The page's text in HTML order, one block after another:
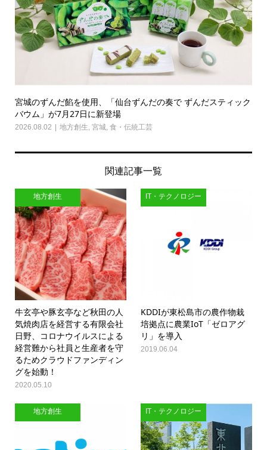
宮城のずんだ餡を使用、「仙台ずんだの奏で ずんだスティック
バウム」が7月27日に新登場
2026.08.02 地方創生, 宮城, 食・伝統工芸
関連記事一覧
地方創生
牛玄亭や豚玄亭など秋田の人
気焼肉店を経営する有限会社
日野、コロナウイルスによる
経営難から社員と生産者を守
るためクラウドファンディン
グを始動！
2020.05.10
IT・テクノロジー
KDDIが東松島市の農作物栽
培拠点に農業IoT「ゼロアグ
リ」を導入
2019.06.04
地方創生 IT・テクノロジー